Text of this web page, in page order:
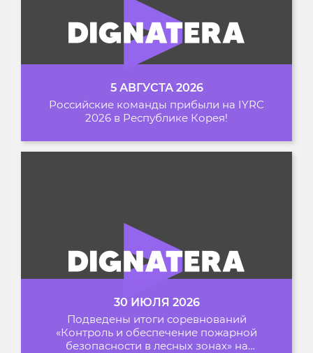
5 АВГУСТА 2026
Российские команды прибыли на IYRC
2026 в Республике Корея!
30 ИЮЛЯ 2026
Подведены итоги соревнований
«Контроль и обеспечение пожарной
безопасности в лесных зонах» на